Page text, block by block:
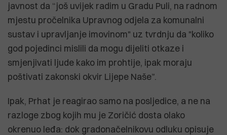
javnost da “još uvijek radim u Gradu Puli, na radnom
mjestu pročelnika Upravnog odjela za komunalni
sustav i upravljanje imovinom" uz tvrdnju da "koliko
god pojedinci mislili da mogu dijeliti otkaze i
smjenjivati ljude kako im prohtije, ipak moraju
poštivati zakonski okvir Lijepe Naše”.
Ipak, Prhat je reagirao samo na posljedice, a ne na
razloge zbog kojih mu je Zoričić dosta olako
okrenuo leđa: dok gradonačelnikovu odluku opisuje